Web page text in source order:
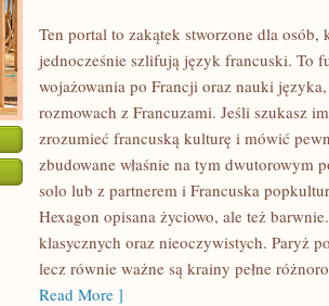
Ten portal to zakątek stworzone dla osób,
jednocześnie szlifują język francuski. To
wojażowania po Francji oraz nauki
rozmowach z Francuzami. Jeśli szukasz
zrozumieć francuską kulturę i mówić
zbudowane właśnie na tym dwutorowym
solo lub z partnerem i Francuska
Hexagon opisana życiowo, ale też
klasycznych oraz nieoczywistych. Paryż
lecz równie ważne są krainy pełne
Read More ]